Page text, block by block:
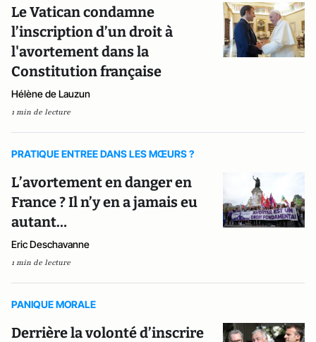
Le Vatican condamne
l’inscription d’un droit à
l'avortement dans la
Constitution française
Hélène de Lauzun
1 min de lecture
PRATIQUE ENTREE DANS LES MŒURS ?
L’avortement en danger en
France ? Il n’y en a jamais eu
autant…
Eric Deschavanne
1 min de lecture
PANIQUE MORALE
Derrière la volonté d’inscrire